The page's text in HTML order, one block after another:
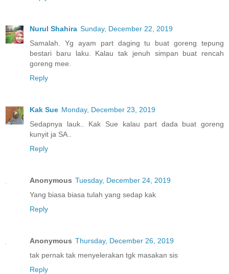
Nurul Shahira Sunday, December 22, 2019
Samalah. Yg ayam part daging tu buat goreng tepung
bestari baru laku. Kalau tak jenuh simpan buat rencah
goreng mee.
Reply
Kak Sue Monday, December 23, 2019
Sedapnya lauk.. Kak Sue kalau part dada buat goreng
kunyit ja SA..
Reply
Anonymous Tuesday, December 24, 2019
Yang biasa biasa tulah yang sedap kak
Reply
Anonymous Thursday, December 26, 2019
tak pernak tak menyelerakan tgk masakan sis
Reply